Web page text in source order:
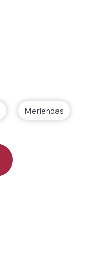
Meriendas